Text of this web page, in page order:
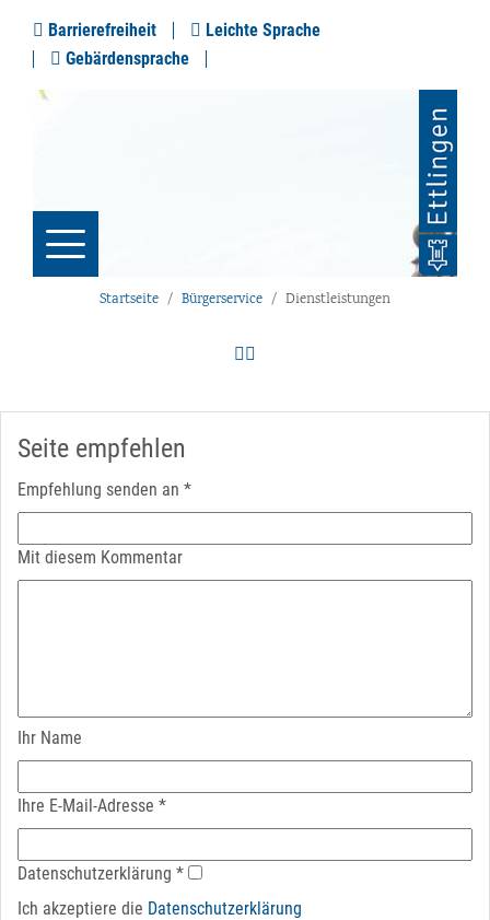
Barrierefreiheit
Leichte Sprache
Gebärdensprache
Startseite Bürgerservice Dienstleistungen
Seite empfehlen
Empfehlung senden an *
Mit diesem Kommentar
Ihr Name
Ihre E-Mail-Adresse *
Datenschutz­erklärung *
Ich akzeptiere die Datenschutz­erklärung